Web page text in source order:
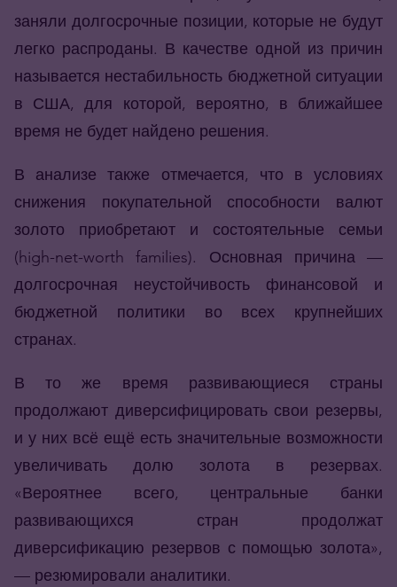
заняли долгосрочные позиции, которые не будут
легко распроданы. В качестве одной из причин
называется нестабильность бюджетной ситуации
в США, для которой, вероятно, в ближайшее
время не будет найдено решения.
В анализе также отмечается, что в условиях
снижения покупательной способности валют
золото приобретают и состоятельные семьи
(high-net-worth families). Основная причина —
долгосрочная неустойчивость финансовой и
бюджетной политики во всех крупнейших
странах.
В то же время развивающиеся страны
продолжают диверсифицировать свои резервы,
и у них всё ещё есть значительные возможности
увеличивать долю золота в резервах.
«Вероятнее всего, центральные банки
развивающихся стран продолжат
диверсификацию резервов с помощью золота»,
— резюмировали аналитики.